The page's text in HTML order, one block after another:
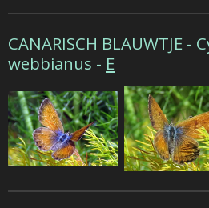
CANARISCH BLAUWTJE -
webbianus - E